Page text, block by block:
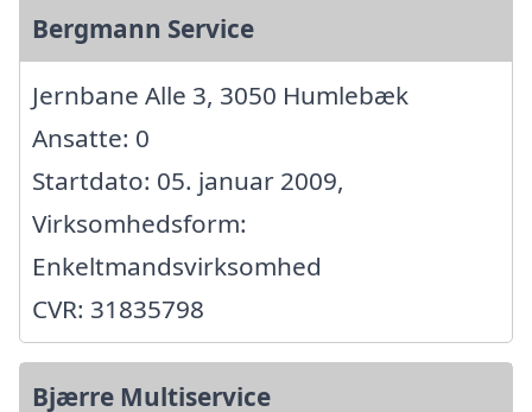
Bergmann Service
Jernbane Alle 3, 3050 Humlebæk
Ansatte: 0
Startdato: 05. januar 2009,
Virksomhedsform:
Enkeltmandsvirksomhed
CVR: 31835798
Bjærre Multiservice